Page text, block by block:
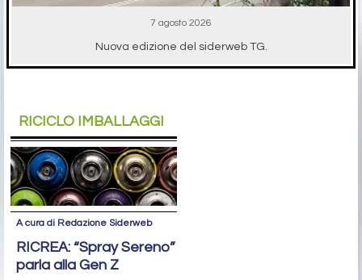
7 agosto 2026
Nuova edizione del siderweb TG.
RICICLO IMBALLAGGI
A cura di Redazione Siderweb
RICREA: “Spray Sereno”
parla alla Gen Z